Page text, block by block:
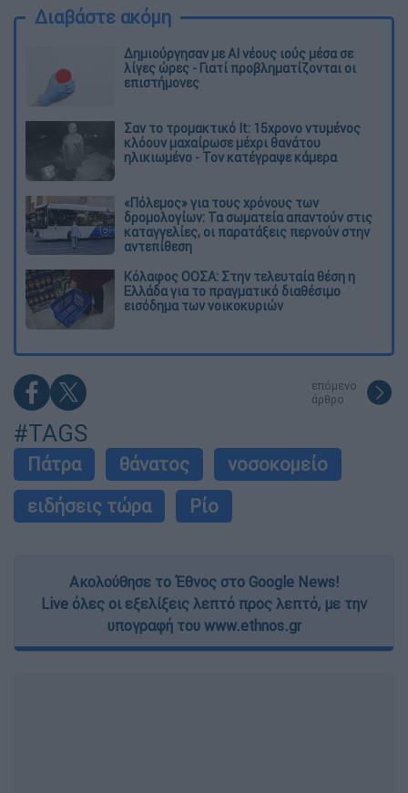
Διαβάστε ακόμη
Δημιούργησαν με AI νέους ιούς μέσα σε
λίγες ώρες - Γιατί προβληματίζονται οι
επιστήμονες
Σαν το τρομακτικό It: 15χρονο ντυμένος
κλόουν μαχαίρωσε μέχρι θανάτου
ηλικιωμένο - Τον κατέγραψε κάμερα
«Πόλεμος» για τους χρόνους των
δρομολογίων: Τα σωματεία απαντούν στις
καταγγελίες, οι παρατάξεις περνούν στην
αντεπίθεση
Κόλαφος ΟΟΣΑ: Στην τελευταία θέση η
Ελλάδα για το πραγματικό διαθέσιμο
εισόδημα των νοικοκυριών
επόμενο
άρθρο
#TAGS
Πάτρα θάνατος
νοσοκομείο
ειδήσεις τώρα
Ρίο
Ακολούθησε το Έθνος στο Google News!
Live όλες οι εξελίξεις λεπτό προς λεπτό, με την
υπογραφή του www.ethnos.gr